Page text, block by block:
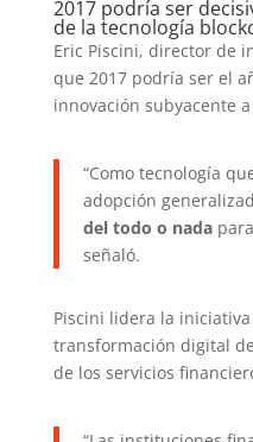
2017 podría ser
de la tecnología
Eric Piscini, director de
que 2017 podría ser el
innovación subyacente
“Como tecnología
adopción
del todo o nadapara
señaló.
Piscini lidera la
transformación digital
de los servicios